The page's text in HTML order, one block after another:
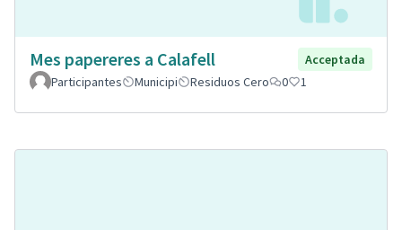
Mes papereres a Calafell
Acceptada
Participantes
Municipi Residuos Cero 0 1